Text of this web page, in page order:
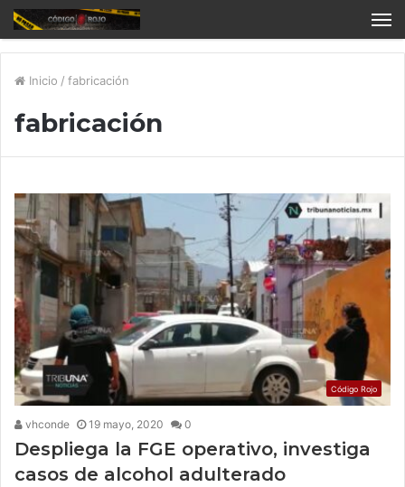
Inicio / fabricación
fabricación
Código Rojo
vhconde 19 mayo, 2020 0
Despliega la FGE operativo, investiga
casos de alcohol adulterado